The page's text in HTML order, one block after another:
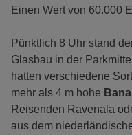
Einen Wert von 60.000
Pünktlich 8 Uhr stand
Glasbau in der
hatten verschiedene
mehr als 4 m hohe
Reisenden Ravenala
aus dem